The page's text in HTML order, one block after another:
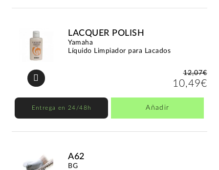
LACQUER POLISH
Yamaha
Líquido Limpiador para Lacados
12,07€
10,49€
Entrega en 24/48h Añadir
A62
BG